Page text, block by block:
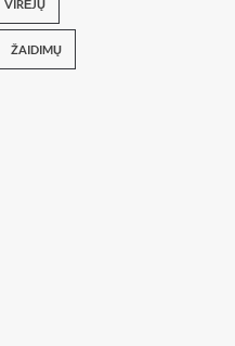
VIRĖJŲ
ŽAIDIMŲ